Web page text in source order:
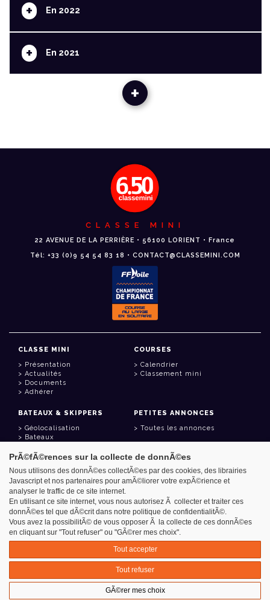
+ En 2022
+ En 2021
+
CLASSE MINI
22 AVENUE DE LA PERRIÈRE • 56100 LORIENT • France
Tél: +33 (0)9 54 54 83 18 • CONTACT@CLASSEMINI.COM
CLASSE MINI
Présentation
Actualités
Documents
Adhérer
COURSES
Calendrier
Classement mini
BATEAUX & SKIPPERS
Géolocalisation
Bateaux
PETITES ANNONCES
Toutes les annonces
LIENS UTILES
Espace adhérent
Contact
Carnet d'adresses
Goodies
Azimut - Créateur de solutions numériques
Mentions légales
PrÃ©fÃ©rences sur la collecte de donnÃ©es
Nous utilisons des donnÃ©es collectÃ©es par des cookies, des librairies
Javascript et nos partenaires pour amÃ©liorer votre expÃ©rience et
analyser le traffic de ce site internet.
En utilisant ce site internet, vous nous autorisez Ã collecter et traiter ces
donnÃ©es tel que dÃ©crit dans notre politique de confidentialitÃ©.
Vous avez la possibilitÃ© de vous opposer Ã la collecte de ces donnÃ©es
en cliquant sur "Tout refuser" ou "GÃ©rer mes choix".
Tout accepter
Tout refuser
GÃ©rer mes choix